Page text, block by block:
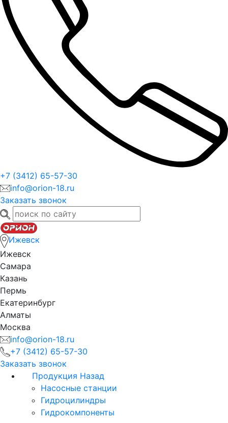
+7 (3412) 65-57-30
info@orion-18.ru
Заказать звонок
Ижевск
Ижевск
Самара
Казань
Пермь
Екатеринбург
Алматы
Москва
info@orion-18.ru
+7 (3412) 65-57-30
Заказать звонок
Продукция Назад
Насосные станции
Гидроцилиндры
Гидрокомпоненты